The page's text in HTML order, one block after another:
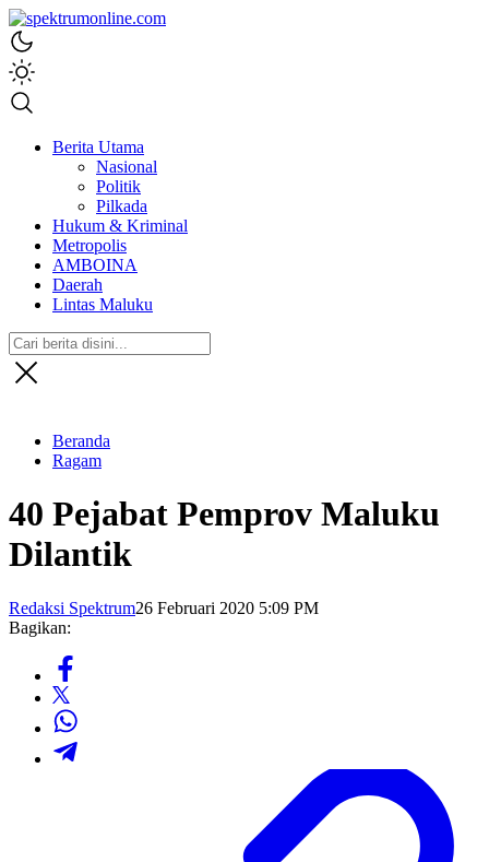
spektrumonline.com
Berita Utama
Nasional
Politik
Pilkada
Hukum & Kriminal
Metropolis
AMBOINA
Daerah
Lintas Maluku
Beranda
Ragam
40 Pejabat Pemprov Maluku
Dilantik
Redaksi Spektrum26 Februari 2020 5:09 PM
Bagikan: